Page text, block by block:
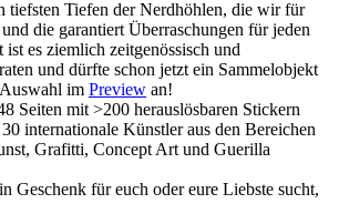
tiefsten Tiefen der Nerdhöhlen, die wir für
die garantiert Überraschungen für jeden
ist es ziemlich zeitgenössisch und
und dürfte schon jetzt ein Sammelobjekt
im Preview an!
Seiten mit >200 herauslösbaren Stickern
internationale Künstler aus den Bereichen
Grafitti, Concept Art und Guerilla
Geschenk für euch oder eure Liebste sucht,